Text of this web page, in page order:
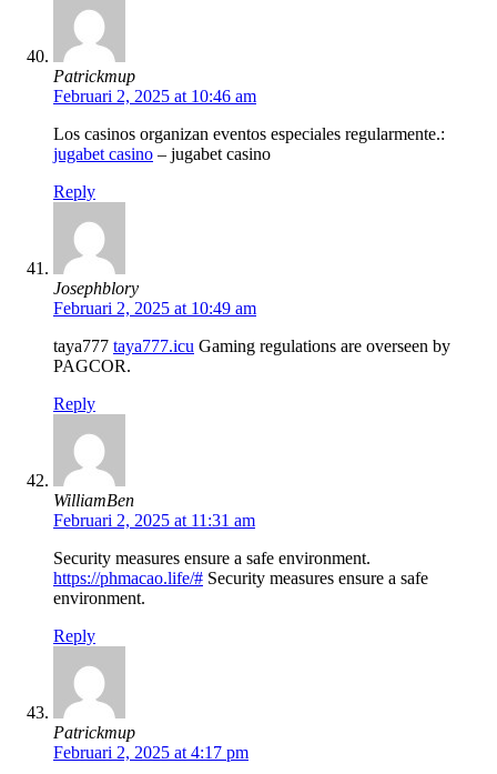
Patrickmup
Februari 2, 2025 at 10:46 am
Los casinos organizan eventos especiales regularmente.:
jugabet casino – jugabet casino
Reply
Josephblory
Februari 2, 2025 at 10:49 am
taya777 taya777.icu Gaming regulations are overseen by
PAGCOR.
Reply
WilliamBen
Februari 2, 2025 at 11:31 am
Security measures ensure a safe environment.
https://phmacao.life/# Security measures ensure a safe
environment.
Reply
Patrickmup
Februari 2, 2025 at 4:17 pm